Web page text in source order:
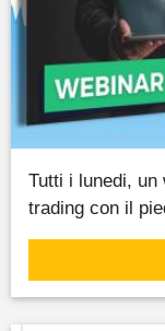
Tutti i lunedi, un
trading con il